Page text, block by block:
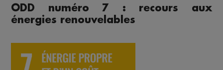
ODD numéro 7 : recours aux
énergies renouvelables